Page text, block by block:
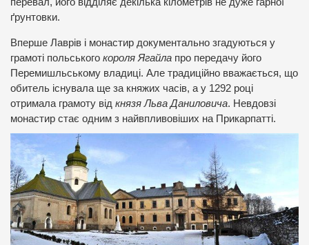
ґрунтовки.
Вперше Лаврів і монастир документально згадуються у
грамоті польського короля Ягайла про передачу його
Перемишльському владиці. Але традиційно вважається, що
обитель існувала ще за княжих часів, а у 1292 році
отримала грамоту від князя Льва Даниловича. Невдовзі
монастир стає одним з найвпливовіших на Прикарпатті.